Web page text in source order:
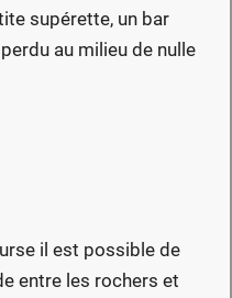
supérette, un bar
au milieu de nulle
il est possible de
entre les rochers et